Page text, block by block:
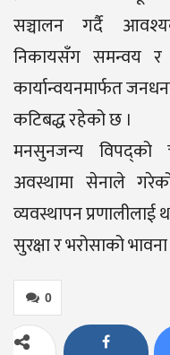
सञ्चालन गर्दै
निकायसँग समन्वय
कार्यान्वयनमार्फत
कटिबद्ध रहेको छ ।
मनसुनजन्य विपद्को
अवस्थामा सेनाले
व्यवस्थापन
सुरक्षा र भरोसाको
0